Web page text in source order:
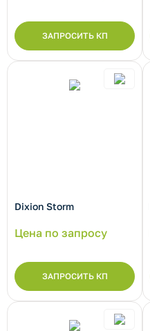
развернуть категорию
ЗАПРОСИТЬ КП
Dixion Storm
Цена по запросу
ЗАПРОСИТЬ КП